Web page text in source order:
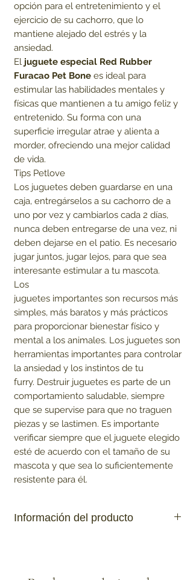
opción para el entretenimiento y el
ejercicio de su cachorro, que lo
mantiene alejado del estrés y la
ansiedad.
El juguete especial Red Rubber
Furacao Pet Bone es ideal para
estimular las habilidades mentales y
físicas que mantienen a tu amigo feliz y
entretenido. Su forma con una
superficie irregular atrae y alienta a
morder, ofreciendo una mejor calidad
de vida.
Tips Petlove
Los juguetes deben guardarse en una
caja, entregárselos a su cachorro de a
uno por vez y cambiarlos cada 2 días,
nunca deben entregarse de una vez, ni
deben dejarse en el patio. Es necesario
jugar juntos, jugar lejos, para que sea
interesante estimular a tu mascota.
Los
juguetes importantes son recursos más
simples, más baratos y más prácticos
para proporcionar bienestar físico y
mental a los animales. Los juguetes son
herramientas importantes para controlar
la ansiedad y los instintos de tu
furry. Destruir juguetes es parte de un
comportamiento saludable, siempre
que se supervise para que no traguen
piezas y se lastimen. Es importante
verificar siempre que el juguete elegido
esté de acuerdo con el tamaño de su
mascota y que sea lo suficientemente
resistente para él.
Información del producto